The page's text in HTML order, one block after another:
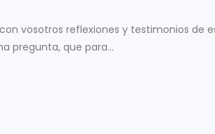
vosotros reflexiones y testimonios de
pregunta, que para...